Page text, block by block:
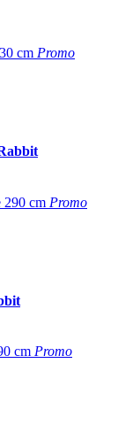
Promo
Promo
Promo